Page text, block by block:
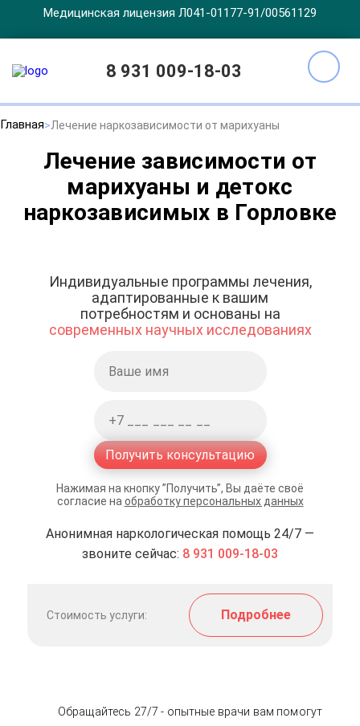
Медицинская лицензия Л041-01177-91/00561129
8 931 009-18-03
Главная Лечение наркозависимости от марихуаны
Лечение зависимости от
марихуаны и детокс
наркозависимых в Горловке
Индивидуальные программы лечения,
адаптированные к вашим
потребностям и основаны на
современных научных исследованиях
Получить консультацию
Нажимая на кнопку ”Получить”, Вы даёте своё
согласие на обработку персональных данных
Анонимная наркологическая помощь 24/7 —
звоните сейчас: 8 931 009-18-03
Стоимость услуги: Подробнее
Обращайтесь 27/7 - опытные врачи вам помогут